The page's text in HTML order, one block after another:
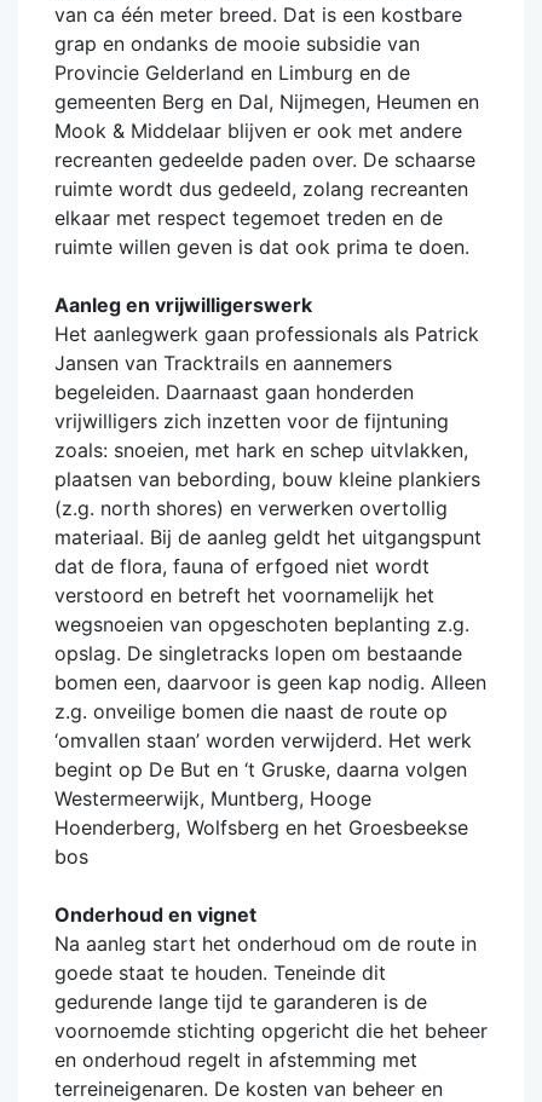
van ca één meter breed. Dat is een kostbare
grap en ondanks de mooie subsidie van
Provincie Gelderland en Limburg en de
gemeenten Berg en Dal, Nijmegen, Heumen en
Mook & Middelaar blijven er ook met andere
recreanten gedeelde paden over. De schaarse
ruimte wordt dus gedeeld, zolang recreanten
elkaar met respect tegemoet treden en de
ruimte willen geven is dat ook prima te doen.
Aanleg en vrijwilligerswerk
Het aanlegwerk gaan professionals als Patrick
Jansen van Tracktrails en aannemers
begeleiden. Daarnaast gaan honderden
vrijwilligers zich inzetten voor de fijntuning
zoals: snoeien, met hark en schep uitvlakken,
plaatsen van bebording, bouw kleine plankiers
(z.g. north shores) en verwerken overtollig
materiaal. Bij de aanleg geldt het uitgangspunt
dat de flora, fauna of erfgoed niet wordt
verstoord en betreft het voornamelijk het
wegsnoeien van opgeschoten beplanting z.g.
opslag. De singletracks lopen om bestaande
bomen een, daarvoor is geen kap nodig. Alleen
z.g. onveilige bomen die naast de route op
‘omvallen staan’ worden verwijderd. Het werk
begint op De But en ‘t Gruske, daarna volgen
Westermeerwijk, Muntberg, Hooge
Hoenderberg, Wolfsberg en het Groesbeekse
bos
Onderhoud en vignet
Na aanleg start het onderhoud om de route in
goede staat te houden. Teneinde dit
gedurende lange tijd te garanderen is de
voornoemde stichting opgericht die het beheer
en onderhoud regelt in afstemming met
terreineigenaren. De kosten van beheer en